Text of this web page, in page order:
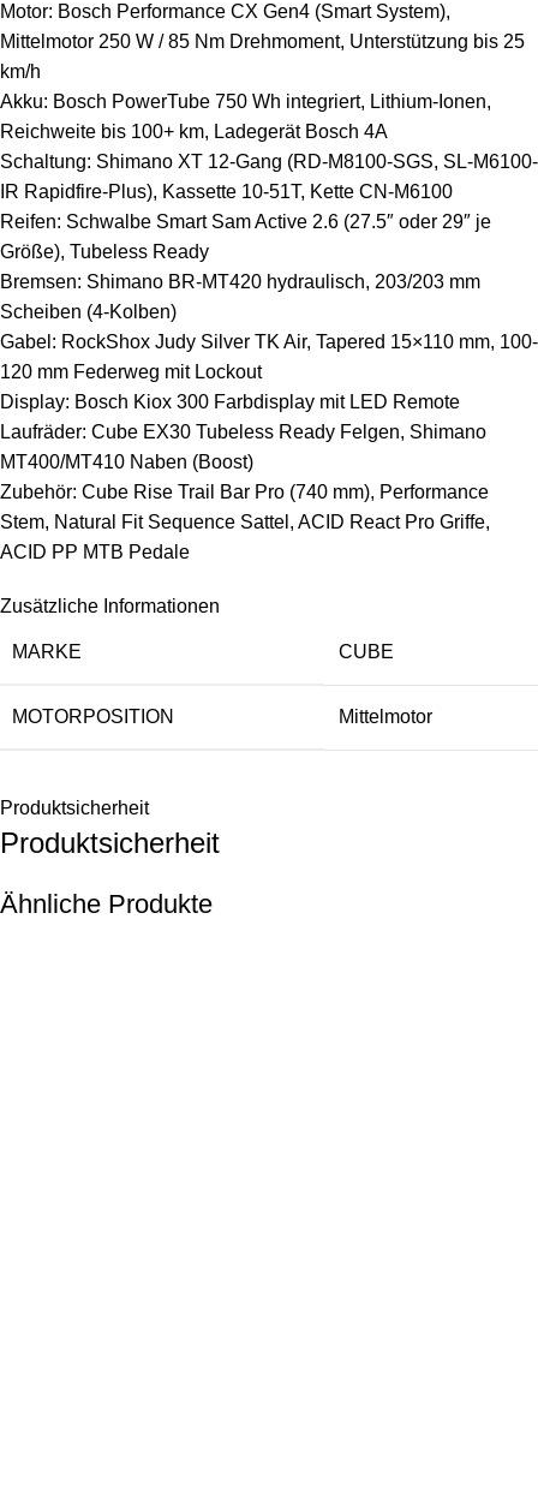
Motor: Bosch Performance CX Gen4 (Smart System),
Mittelmotor 250 W / 85 Nm Drehmoment, Unterstützung bis 25
km/h
Akku: Bosch PowerTube 750 Wh integriert, Lithium-Ionen,
Reichweite bis 100+ km, Ladegerät Bosch 4A
Schaltung: Shimano XT 12-Gang (RD-M8100-SGS, SL-M6100-
IR Rapidfire-Plus), Kassette 10-51T, Kette CN-M6100
Reifen: Schwalbe Smart Sam Active 2.6 (27.5″ oder 29″ je
Größe), Tubeless Ready
Bremsen: Shimano BR-MT420 hydraulisch, 203/203 mm
Scheiben (4-Kolben)
Gabel: RockShox Judy Silver TK Air, Tapered 15×110 mm, 100-
120 mm Federweg mit Lockout
Display: Bosch Kiox 300 Farbdisplay mit LED Remote
Laufräder: Cube EX30 Tubeless Ready Felgen, Shimano
MT400/MT410 Naben (Boost)
Zubehör: Cube Rise Trail Bar Pro (740 mm), Performance
Stem, Natural Fit Sequence Sattel, ACID React Pro Griffe,
ACID PP MTB Pedale
Zusätzliche Informationen
MARKE CUBE
MOTORPOSITION Mittelmotor
Produktsicherheit
Produktsicherheit
Ähnliche Produkte